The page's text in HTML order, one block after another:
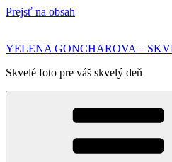
Prejsť na obsah
YELENA GONCHAROVA –
Skvelé foto pre váš skvelý deň